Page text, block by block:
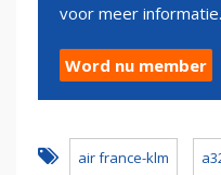
voor meer informatie.
Word nu member
air france-klm